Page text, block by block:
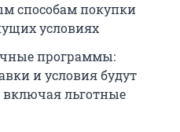
способам покупки
условиях
программы:
и условия будут
включая льготные